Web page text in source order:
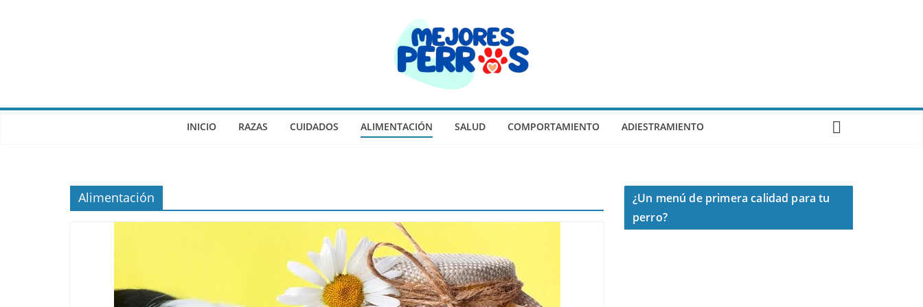
INICIO RAZAS CUIDADOS ALIMENTACIÓN SALUD COMPORTAMIENTO ADIESTRAMIENTO
Alimentación
¿Un menú de primera calidad para tu
perro?